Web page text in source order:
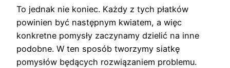
To jednak nie koniec. Każdy z tych płatków
powinien być następnym kwiatem, a więc
konkretne pomysły zaczynamy dzielić na inne
podobne. W ten sposób tworzymy siatkę
pomysłów będących rozwiązaniem problemu.